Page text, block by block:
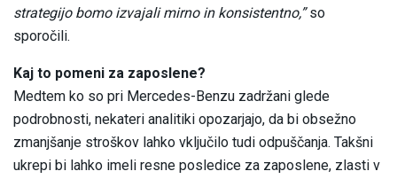
strategijo bomo izvajali mirno in konsistentno,”so
sporočili.
Kaj to pomeni za zaposlene?
Medtem ko so pri Mercedes-Benzu zadržani glede
podrobnosti, nekateri analitiki opozarjajo, da bi obsežno
zmanjšanje stroškov lahko vključilo tudi odpuščanja. Takšni
ukrepi bi lahko imeli resne posledice za zaposlene, zlasti v